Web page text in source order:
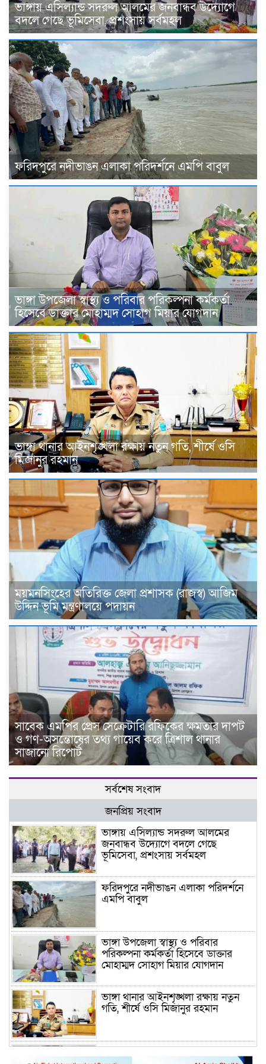
ভাঙ্গায় এসিল্যান্ড সদরুল আলমের জনবান্ধব উদ্যোগে
বদলে গেছে ভূমিসেবা, প্রশংসায় সর্বমহল
ফরিদপুরে নদীভাঙন এলাকা পরিদর্শনে এমপি বাবুল
ভাঙ্গা উপজেলা স্বাস্থ্য ও পরিবার পরিকল্পনা কর্মকর্তা
হিসেবে ডাক্তার মোহাম্মদ সোহাগ মিয়ার যোগদান
ভাঙ্গা থানার আইনশৃঙ্খলা রক্ষায় নতুন গতি, শীর্ষে ওসি
মিজানুর রহমান
ময়মনসিংহের অতিরিক্ত জেলা প্রশাসক (রাজস্ব) আজিম
উদ্দিন ভূমি মন্ত্রণালয়ে পদায়ন
সাবেক এমপির প্রেস সেক্রেটারি রফিকের ক্ষমতার দাপট
ও গণ-অসন্তোষের তথ্য গায়েব করে ত্রিশাল থানার
সাজানো রিপোর্ট
সর্বশেষ সংবাদ
জনপ্রিয় সংবাদ
ভাঙ্গায় এসিল্যান্ড সদরুল আলমের
জনবান্ধব উদ্যোগে বদলে গেছে
ভূমিসেবা, প্রশংসায় সর্বমহল
ফরিদপুরে নদীভাঙন এলাকা পরিদর্শনে
এমপি বাবুল
ভাঙ্গা উপজেলা স্বাস্থ্য ও পরিবার
পরিকল্পনা কর্মকর্তা হিসেবে ডাক্তার
মোহাম্মদ সোহাগ মিয়ার যোগদান
ভাঙ্গা থানার আইনশৃঙ্খলা রক্ষায় নতুন
গতি, শীর্ষে ওসি মিজানুর রহমান
ময়মনসিংহের অতিরিক্ত জেলা প্রশাসক